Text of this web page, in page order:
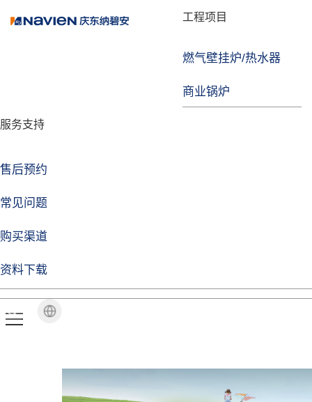
工程项目
燃气壁挂炉/热水器
商业锅炉
服务支持
售后预约
常见问题
购买渠道
资料下载
品牌故事
技术实力
企业动态
焦点注册Life
品牌视角